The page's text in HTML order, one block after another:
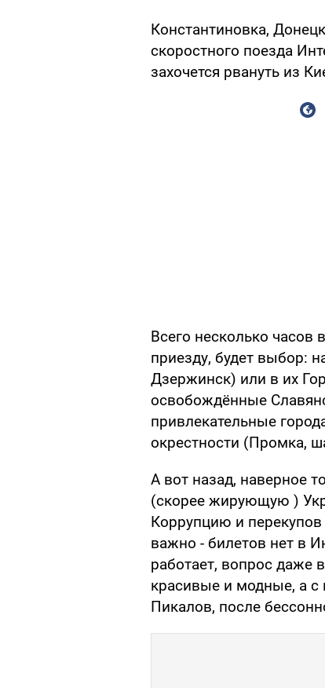
Константиновка,
скоростного поезда
захочется рвануть из
Всего несколько часов
приезду, будет выбор:
Дзержинск) или в их
освобождённые
привлекательные
окрестности (Промка,
А вот назад, наверное
(скорее жирующую )
Коррупцию и
важно - билетов нет в
работает, вопрос даже
красивые и модные, а с
Пикалов, после